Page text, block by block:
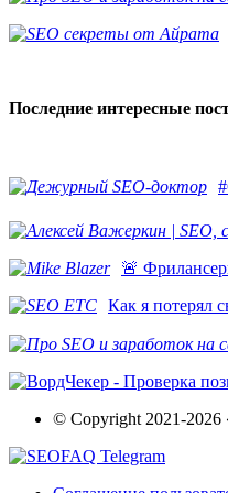
Последние интересные
​🚨
Как я потерял
© Copyright 2021-2026